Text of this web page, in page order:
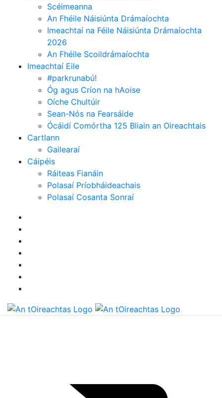
vitae nulla.
Content Delivery Network
Lorem ipsum dolor sit amet,
consectetur adipisicing elit.
Assumenda, dolorum, vero
ipsum molestiae minima odio
quo voluptate illum excepturi
quam cum voluptates
doloribus quae nisi tempore
necessitatibus dolores
ducimus enim libero eaque
explicabo suscipit animi at
quaerat aliquid ex expedita
perspiciatis? Saepe, aperiam,
nam unde quas beatae vero
molestiae minima odio quo
voluptate illum excepturi quam cum
Saepe, aperiam, nam unde quas
Scéimeanna
An Fhéile Náisiúnta Drámaíochta
Imeachtaí na Féile Náisiúnta Drámaíochta
2026
An Fhéile Scoildrámaíochta
Imeachtaí Eile
#parkrunabú!
Óg agus Críon na hAoise
Oíche Chultúir
Sean-Nós na Fearsáide
Ócáidí Comórtha 125 Bliain an Oireachtais
Cartlann
Gailearaí
Cáipéis
Ráiteas Fianáin
Polasaí Príobháideachais
Polasaí Cosanta Sonraí